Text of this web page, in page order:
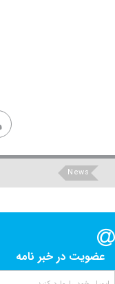
News
عضویت در خبر نامه